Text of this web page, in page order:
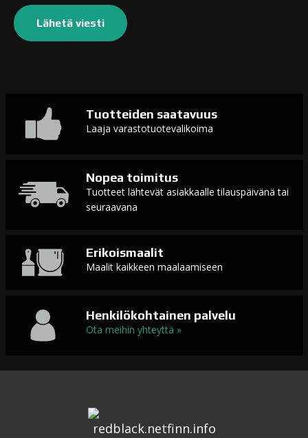
Tuotteiden saatavuus
Laaja varastotuotevalikoima
Nopea toimitus
Tuotteet lähtevät asiakkaalle tilauspäivänä tai
seuraavana
Erikoismaalit
Maalit kaikkeen maalaamiseen
Henkilökohtainen palvelu
Ota meihin yhteyttä »